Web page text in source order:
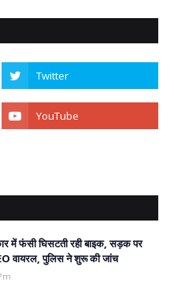
में फंसी घिसटती रही बाइक, सड़क पर
वायरल, पुलिस ने शुरू की जांच